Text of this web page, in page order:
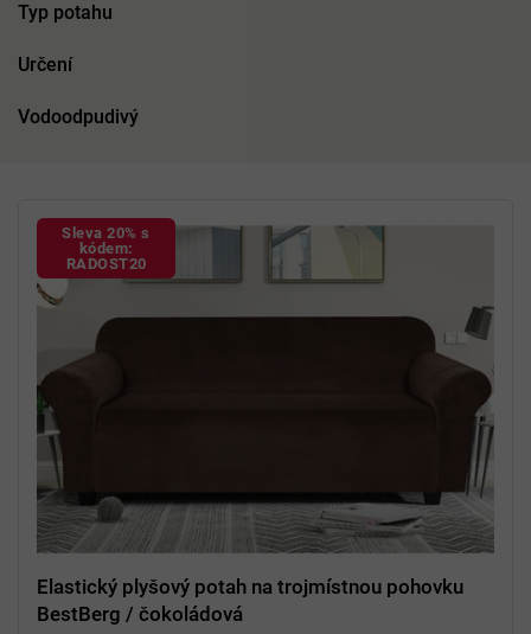
Typ potahu
Určení
Vodoodpudivý
Sleva 20% s
kódem:
RADOST20
Elastický plyšový potah na trojmístnou pohovku
BestBerg / čokoládová